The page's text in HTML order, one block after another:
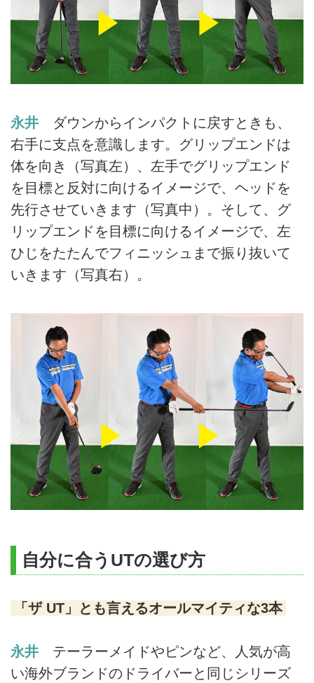
永井 ダウンからインパクトに戻すときも、
右手に支点を意識します。グリップエンドは
体を向き（写真左）、左手でグリップエンド
を目標と反対に向けるイメージで、ヘッドを
先行させていきます（写真中）。そして、グ
リップエンドを目標に向けるイメージで、左
ひじをたたんでフィニッシュまで振り抜いて
いきます（写真右）。
自分に合うUTの選び方
「ザ UT」とも言えるオールマイティな3本
永井 テーラーメイドやピンなど、人気が高
い海外ブランドのドライバーと同じシリーズ